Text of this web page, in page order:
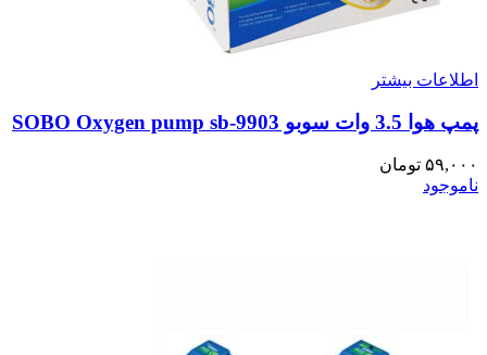
اطلاعات بیشتر
پمپ هوا 3.5 وات سوبو 9903-SOBO Oxygen pump sb
۵۹,۰۰۰ تومان
ناموجود